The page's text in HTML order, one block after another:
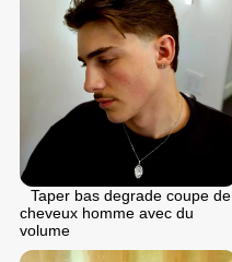
Taper bas degrade coupe de
cheveux homme avec du
volume